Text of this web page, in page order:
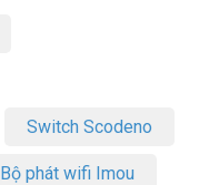
Switch Scodeno
Bộ phát wifi Imou